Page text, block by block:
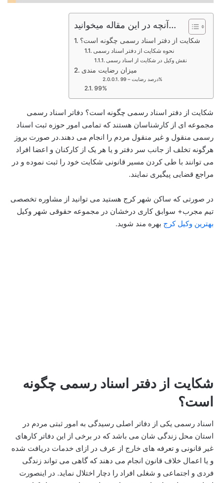
آنچه در این مقاله میخوانید...
شکایت از دفتر اسناد رسمی چگونه است؟
نحوه شکایت از دفتر اسناد رسمی
نقش وکیل در شکایت از اسناد رسمی
میزان رضایت مندی
درصد رضایت – 99%
99%
شکایت از دفتر اسناد رسمی چگونه است؟ دفاتر اسناد رسمی
مجموعه ای از کارشناسان هستند که تمامی امور حوزه ثبت اسناد
رسمی منقول و غیر منقول مردم را انجام می دهند.در صورت بروز
هرگونه تخلف از جانب سر دفتر و یا هر یک از کارکنان و اعضا افراد
می توانند با طی کردن مسیر قانونی شکایت خود را ثبت نموده و در
مراجع قضایی پیگیری نمایند.
در صورتی که ساکن شهر کرج هستید می توانید از مشاوره تخصصی
تیم مجرب+ سوابق کاری درخشان در مجموعه حقوقی شهر وکیل
بهترین وکیل کرج بهره مند شوید.
شکایت از دفتر اسناد رسمی چگونه
است؟
اسناد رسمی یکی از دفاتر اصلی رسیدگی به امور ثبتی مردم در
استان محل زندگی شان می باشد که در برخی از این دفاتر کارهای
غیر قانونی و تعرفه های خارج از عرف در ازای خدمات دریافت شده
و یا اعمال خلاف قانون انجام می دهند که گاهی می تواند زندگی
فردی و اجتماعی و شغلی افراد را دچار اختلال نماید. در اینصورت